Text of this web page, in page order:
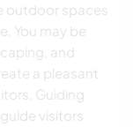
outdoor spaces
You may be
and
a pleasant
Guiding
visitors